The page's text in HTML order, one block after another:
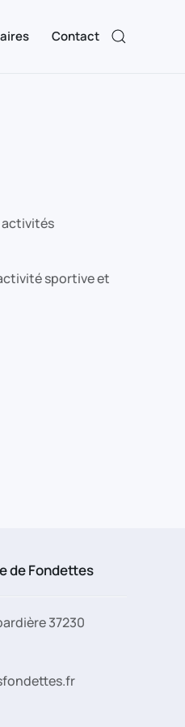
Contact
activités
sportive et
de Fondettes
37230